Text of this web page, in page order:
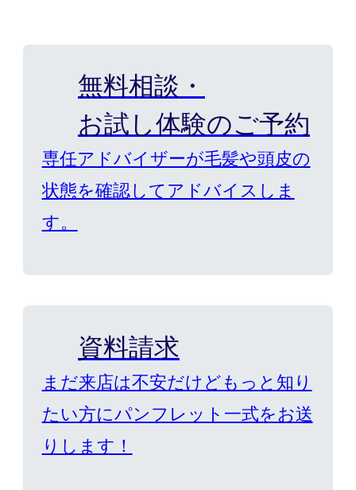
無料相談・
お試し体験のご予約
専任アドバイザーが毛髪や頭皮の
状態を確認してアドバイスしま
す。
資料請求
まだ来店は不安だけどもっと知り
たい方にパンフレット一式をお送
りします！